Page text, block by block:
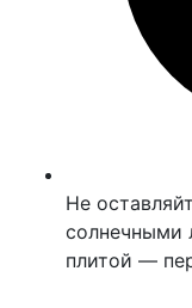
Не
солнечными
плитой —